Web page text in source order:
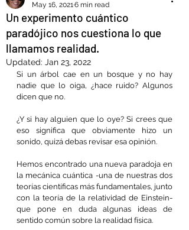
Un experimento cuántico
paradójico nos cuestiona lo que
llamamos realidad.
May 16, 20216 min read
Updated: Jan 23, 2022
Si un árbol cae en un bosque y no hay
nadie que lo oiga, ¿hace ruido? Algunos
dicen que no.
¿Y si hay alguien que lo oye? Si crees que
eso significa que obviamente hizo un
sonido, quizá debas revisar esa opinión.
Hemos encontrado una nueva paradoja en
la mecánica cuántica -una de nuestras dos
teorías científicas más fundamentales, junto
con la teoría de la relatividad de Einstein-
que pone en duda algunas ideas de
sentido común sobre la realidad física.